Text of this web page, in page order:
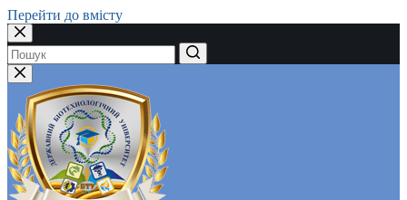
Перейти до вмісту
Немає
результатів